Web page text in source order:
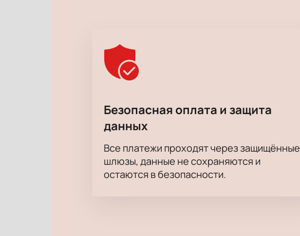
Безопасная оплата и защита
данных
Все платежи проходят через защищённые
шлюзы, данные не сохраняются и
остаются в безопасности.